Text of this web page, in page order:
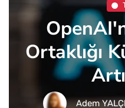
Ortaklığı
Adem